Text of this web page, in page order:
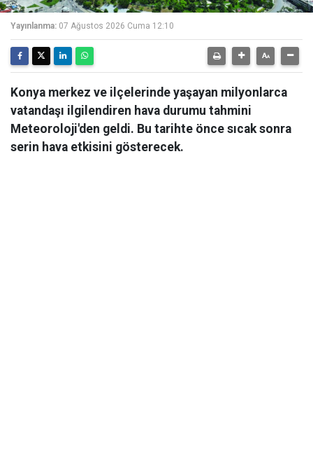
Yayınlanma: 07 Ağustos 2026 Cuma 12:10
Konya merkez ve ilçelerinde yaşayan milyonlarca
vatandaşı ilgilendiren hava durumu tahmini
Meteoroloji'den geldi. Bu tarihte önce sıcak sonra
serin hava etkisini gösterecek.